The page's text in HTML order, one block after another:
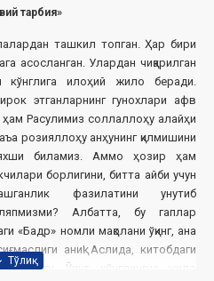
тарбия»
ташкил топган. Ҳар бири
асосланган. Улардан чиқарилган
кўнглига илоҳий жило беради.
этганларнинг гунохлари афв
ҳам Расулимиз соллаллоҳу алайҳи
розияллоҳу анҳунинг қилмишини
биламиз. Аммо ҳозир ҳам
борлигини, битта айби учун
фазилатини унутиб
Албатта, бу гаплар
«Бадр» номли мақолани ўқинг, ана
аниқ! Аслида, китобдаги
ўчоғи. Ўқинг, кўнглингиз жило